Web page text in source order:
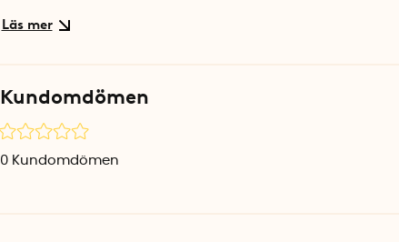
Specifikationer
Mått: 29,5 x 20 x 16 cm
Material: Plast
Kundomdömen
0 Kundomdömen